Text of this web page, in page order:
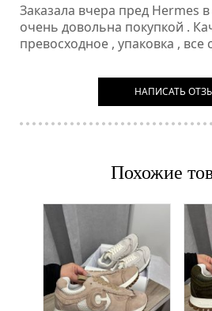
Заказала вчера пред Hermes
очень довольна покупкой .
превосходное , упаковка , все
НАПИСАТЬ
Похожие